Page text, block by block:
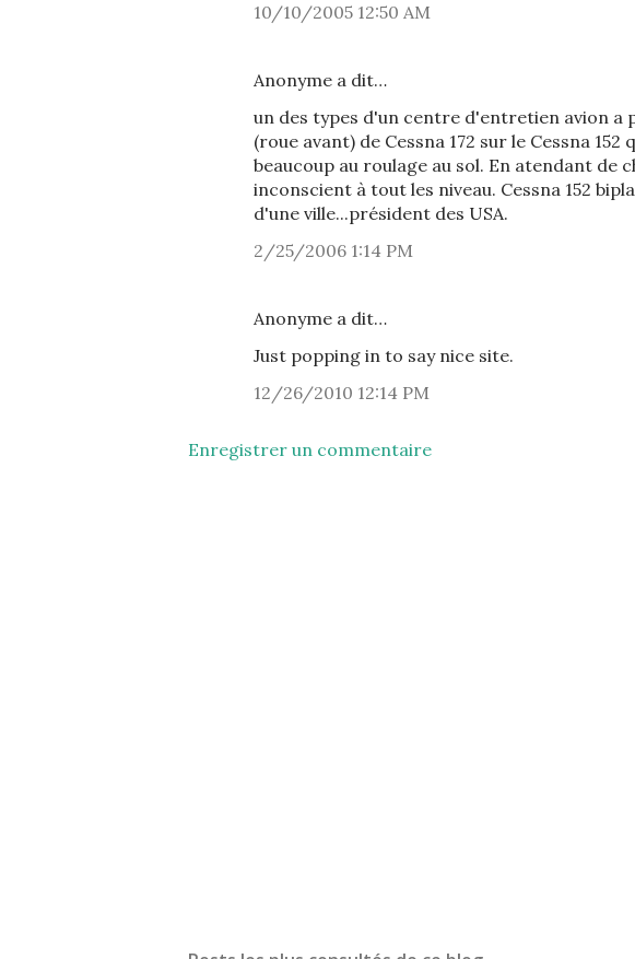
10/10/2005 12:50 AM
Anonyme a dit…
un des types d'un centre d'entretien avion
(roue avant) de Cessna 172 sur le Cessna
beaucoup au roulage au sol. En atendant de
inconscient à tout les niveau. Cessna 152
d'une ville...président des USA.
2/25/2006 1:14 PM
Anonyme a dit…
Just popping in to say nice site.
12/26/2010 12:14 PM
Enregistrer un commentaire